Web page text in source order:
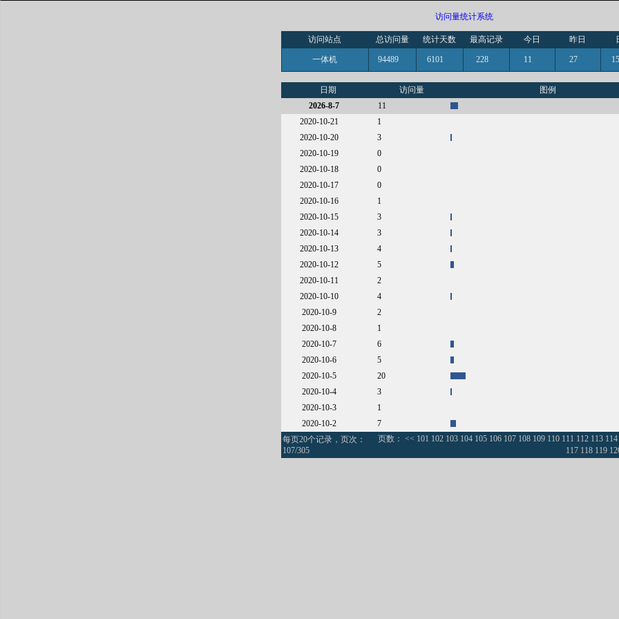
访问量统计系统
访问站点 总访问量 统计天数 最高记录 今日 昨日
一体机 94489 6101 228 11 27
日期 访问量
图例
2026-8-7
11
2020-10-21
1
2020-10-20
3
2020-10-19
0
2020-10-18
0
2020-10-17
0
2020-10-16
1
2020-10-15
3
2020-10-14
3
2020-10-13
4
2020-10-12
5
2020-10-11
2
2020-10-10
4
2020-10-9
2
2020-10-8
1
2020-10-7
6
2020-10-6
5
2020-10-5
20
2020-10-4
3
2020-10-3
1
2020-10-2
7
每页20个记录，页次：
107/305
页数： << 101 102 103 104 105 106107 108 109 110 111 112 113 114
117 118 119